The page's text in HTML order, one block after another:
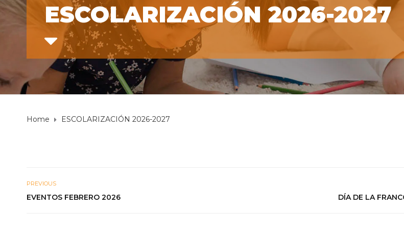
ESCOLARIZACIÓN 2026-2027
Home ESCOLARIZACIÓN 2026-2027
PREVIOUS
EVENTOS FEBRERO 2026 DÍA DE LA